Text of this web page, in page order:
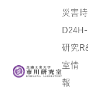
災害
D24H-
研究
室情
報